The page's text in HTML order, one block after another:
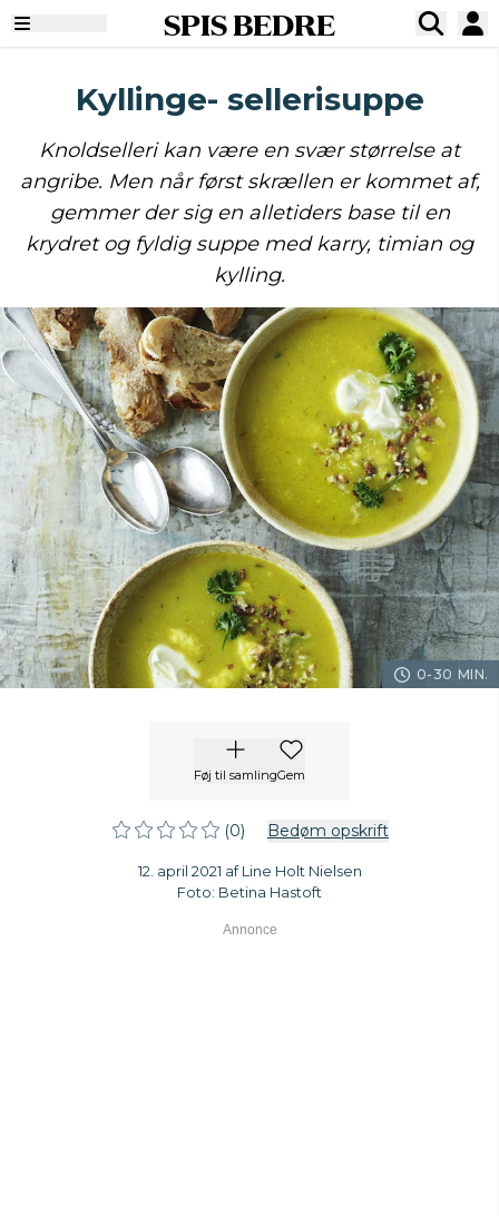
SPIS BEDRE
Kyllinge- sellerisuppe
Knoldselleri kan være en svær størrelse at
angribe. Men når først skrællen er kommet af,
gemmer der sig en alletiders base til en
krydret og fyldig suppe med karry, timian og
kylling.
0-30 MIN.
Føj til samlingGem
(0) Bedøm opskrift
12. april 2021 af Line Holt Nielsen
Foto: Betina Hastoft